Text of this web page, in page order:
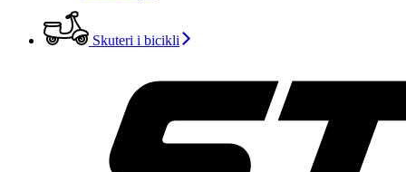
Skuteri i bicikli